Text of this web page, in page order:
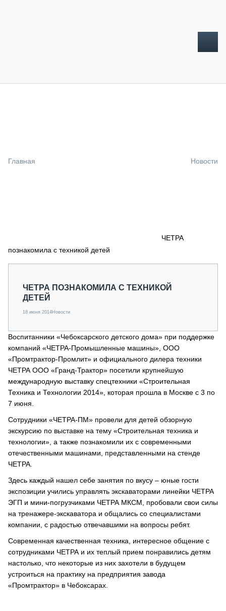
СПЕЦПРОЕКТЫ
О ПРОЕКТЕ
Главная Новости
ЧЕТРА
познакомила с техникой детей
ЧЕТРА ПОЗНАКОМИЛА С ТЕХНИКОЙ
ДЕТЕЙ
18 июня 2014Новости
Воспитанники «Чебоксарского детского дома» при поддержке
компаний «ЧЕТРА-Промышленные машины», ООО
«Промтрактор-Промлит» и официального дилера техники
ЧЕТРА ООО «Гранд-Трактор» посетили крупнейшую
международную выставку спецтехники «Строительная
Техника и Технологии 2014», которая прошла в Москве с 3 по
7 июня.
Сотрудники «ЧЕТРА-ПМ» провели для детей обзорную
экскурсию по выставке на тему «Строительная техника и
технологии», а также познакомили их с современными
отечественными машинами, представленными на стенде
ЧЕТРА.
Здесь каждый нашел себе занятия по вкусу – юные гости
экспозиции учились управлять экскаваторами линейки ЧЕТРА
ЭГП и мини-погрузчиками ЧЕТРА МКСМ, пробовали свои силы
на тренажере-экскаватора и общались со специалистами
компании, с радостью отвечавшими на вопросы ребят.
Современная качественная техника, интересное общение с
сотрудниками ЧЕТРА и их теплый прием понравились детям
настолько, что некоторые из них захотели в будущем
устроиться на практику на предприятия завода
«Промтрактор» в Чебоксарах.